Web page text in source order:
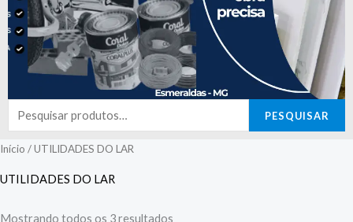
Pesquisar
por:
PESQUISAR
Início / UTILIDADES DO LAR
UTILIDADES DO LAR
Mostrando todos os 3 resultados